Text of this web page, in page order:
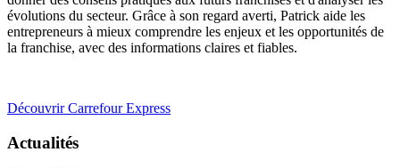
évolutions du secteur. Grâce à son regard averti, Patrick aide les
entrepreneurs à mieux comprendre les enjeux et les opportunités de
la franchise, avec des informations claires et fiables.
Découvrir Carrefour Express
Actualités